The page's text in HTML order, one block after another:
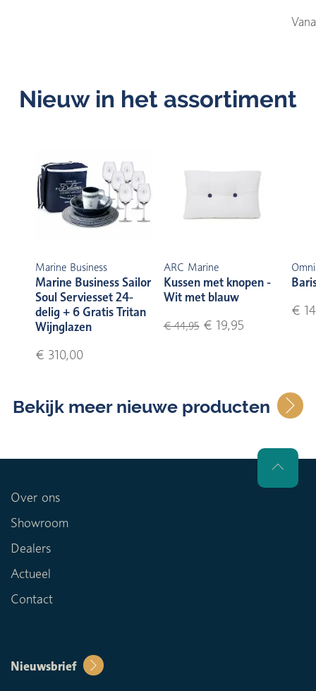
Nieuw in het assortiment
Marine Business
Marine Business Sailor
Soul Serviesset 24-
delig + 6 Gratis Tritan
Wijnglazen
€ 310,00
ARC Marine
Kussen met knopen -
Wit met blauw
€ 44,95€ 19,95
€
Bekijk meer nieuwe producten
Over ons
Showroom
Dealers
Actueel
Contact
Nieuwsbrief